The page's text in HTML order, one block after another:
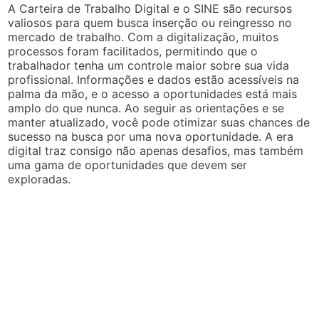
A Carteira de Trabalho Digital e o SINE são recursos
valiosos para quem busca inserção ou reingresso no
mercado de trabalho. Com a digitalização, muitos
processos foram facilitados, permitindo que o
trabalhador tenha um controle maior sobre sua vida
profissional. Informações e dados estão acessíveis na
palma da mão, e o acesso a oportunidades está mais
amplo do que nunca. Ao seguir as orientações e se
manter atualizado, você pode otimizar suas chances de
sucesso na busca por uma nova oportunidade. A era
digital traz consigo não apenas desafios, mas também
uma gama de oportunidades que devem ser
exploradas.